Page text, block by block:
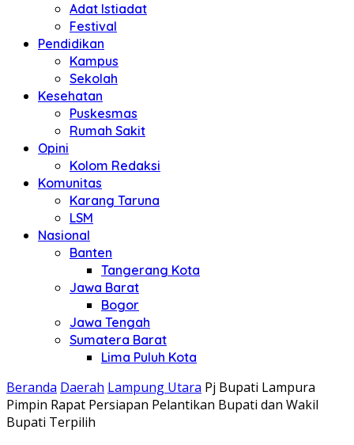
Adat Istiadat
Festival
Pendidikan
Kampus
Sekolah
Kesehatan
Puskesmas
Rumah Sakit
Opini
Kolom Redaksi
Komunitas
Karang Taruna
LSM
Nasional
Banten
Tangerang Kota
Jawa Barat
Bogor
Jawa Tengah
Sumatera Barat
Lima Puluh Kota
Beranda Daerah Lampung Utara Pj Bupati Lampura
Pimpin Rapat Persiapan Pelantikan Bupati dan Wakil
Bupati Terpilih